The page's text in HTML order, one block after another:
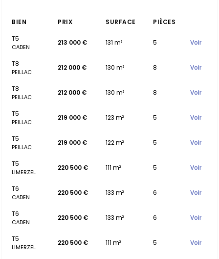
BIEN PRIX SURFACE
PIÈCES
T5
CADEN
213 000 € 131 m² 5 Voir
T8
PEILLAC
212 000 € 130 m² 8 Voir
T8
PEILLAC
212 000 € 130 m² 8 Voir
T5
PEILLAC
219 000 € 123 m² 5 Voir
T5
PEILLAC
219 000 € 122 m² 5 Voir
T5
LIMERZEL
220 500 € 111 m² 5 Voir
T6
CADEN
220 500 € 133 m² 6 Voir
T6
CADEN
220 500 € 133 m² 6 Voir
T5
LIMERZEL
220 500 € 111 m² 5 Voir